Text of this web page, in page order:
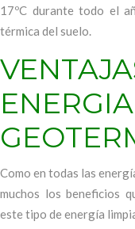
17ºC durante todo el
térmica del suelo.
ENERGIA
Como en todas las
muchos los beneficios
este tipo de energía